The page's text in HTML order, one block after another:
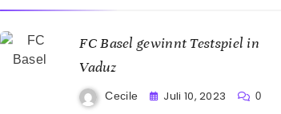
FC Basel gewinnt Testspiel in
Vaduz
Cecile Juli 10, 2023 0